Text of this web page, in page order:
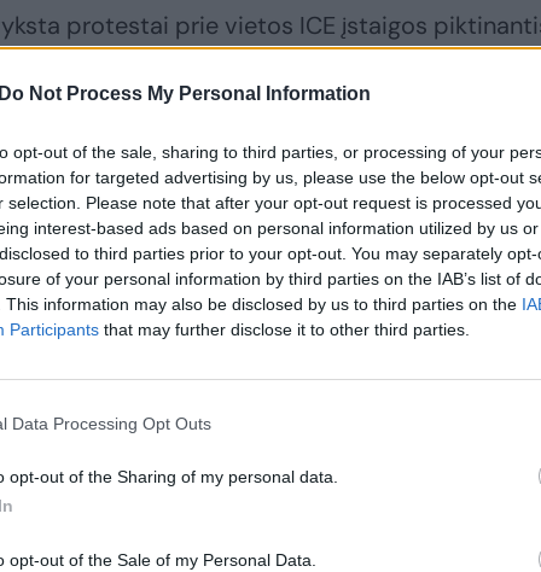
Do Not Process My Personal Information
opt-out of the sale, sharing to third parties, or processing of your
for targeted advertising by us, please use the below opt-out
selection. Please note that after your opt-out request is processed
interest-based ads based on personal information utilized by us
to third parties prior to your opt-out. You may separately
of your personal information by third parties on the IAB’s list of
This information may also be disclosed by us to third parties on the
Participants that may further disclose it to other third parties.
Data Processing Opt Outs
opt-out of the Sharing of my personal data.
opt-out of the Sale of my Personal Data.
protestai prie vietos ICE įstaigos
prieš nelegalius migrantus.
metu mieste vyko didelių susirėmimų ypač
policija nužudė George’ą Floydą.
Ruože žuvo
išslaptinti duomenis